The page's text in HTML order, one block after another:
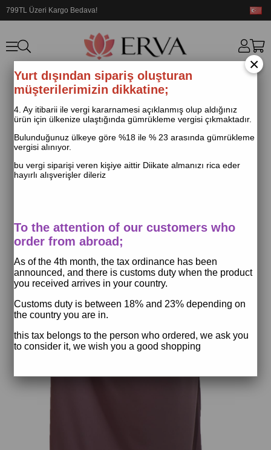
799TL Üzeri Kargo Bedava!
×
Yurt dışından sipariş oluşturan
müşterilerimizin dikkatine;
4. Ay itibarii ile vergi kararnamesi açıklanmış olup aldığınız
ürün için ülkenize ulaştığında gümrükleme vergisi çıkmaktadır.
Bulunduğunuz ülkeye göre %18 ile % 23 arasında gümrükleme
vergisi alınıyor.
bu vergi siparişi veren kişiye aittir Diikate almanızı rica eder
hayırlı alışverişler dileriz
To the attention of our customers who
order from abroad;
As of the 4th month, the tax ordinance has been
announced, and there is customs duty when the product
you received arrives in your country.
Customs duty is between 18% and 23% depending on
the country you are in.
this tax belongs to the person who ordered, we ask you
to consider it, we wish you a good shopping